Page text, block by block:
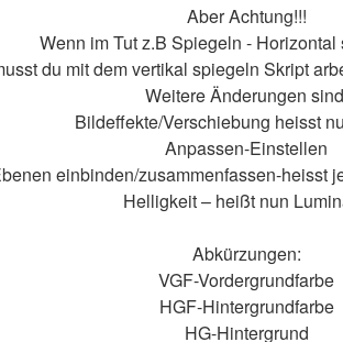
Aber Achtung!!!
Wenn im Tut z.B Spiegeln - Horizontal
du mit dem vertikal spiegeln Skript
Weitere Änderungen
Bildeffekte/Verschiebung heisst
Anpassen-Einstellen
einbinden/zusammenfassen-heisst
Helligkeit – heißt nun
Abkürzungen:
VGF-Vordergrundfarbe
HGF-Hintergrundfarbe
HG-Hintergrund